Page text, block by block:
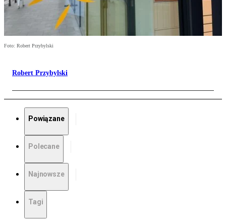
Foto: Robert Przybylski
Robert Przybylski
Powiązane
Polecane
Najnowsze
Tagi